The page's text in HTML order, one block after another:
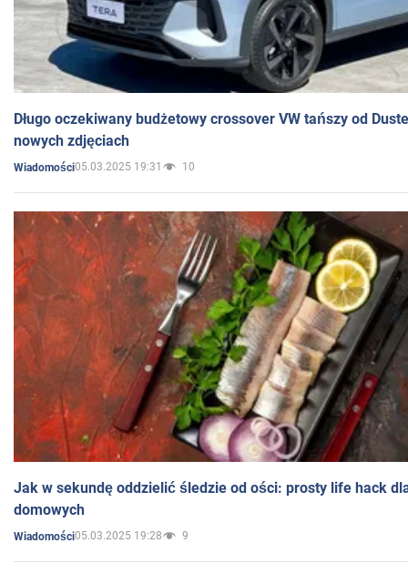
Długo oczekiwany budżetowy crossover VW tańszy od
nowych zdjęciach
Wiadomości05.03.2025 19:31 10
Jak w sekundę oddzielić śledzie od ości: prosty life hack
domowych
Wiadomości05.03.2025 19:28 9